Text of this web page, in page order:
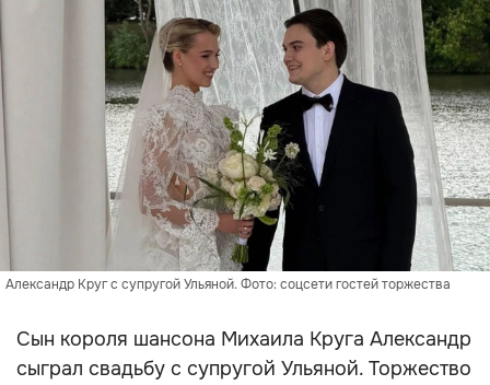
Александр Круг с супругой Ульяной. Фото: соцсети гостей торжества
Сын короля шансона Михаила Круга Александр
сыграл свадьбу с супругой Ульяной. Торжество